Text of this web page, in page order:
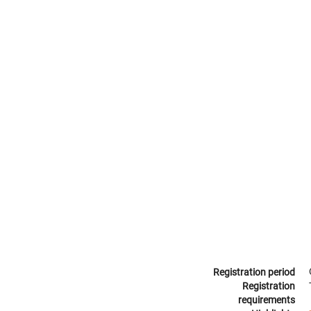
Registration period
Registration
requirements